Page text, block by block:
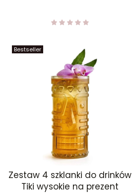
Bestseller
Zestaw 4 szklanki do drinków
Tiki wysokie na prezent